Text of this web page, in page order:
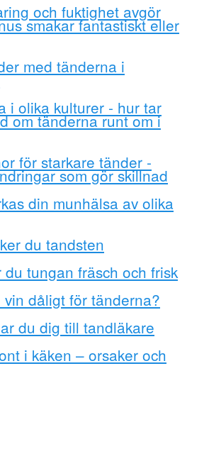
och fuktighet avgör
smakar fantastiskt eller
med tänderna i
i olika kulturer - hur tar
om tänderna runt om i
för starkare tänder -
som gör skillnad
din munhälsa av olika
du tandsten
du tungan fräsch och frisk
vin dåligt för tänderna?
du dig till tandläkare
i käken – orsaker och